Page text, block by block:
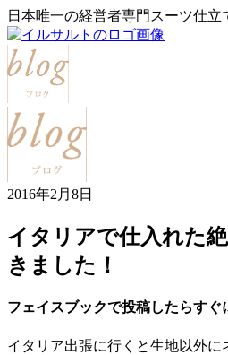
日本唯一の経営者専門スーツ仕立
2016年2月8日
イタリアで仕入れた
きました！
フェイスブックで投稿したらすぐ
イタリア出張に行くと生地以外